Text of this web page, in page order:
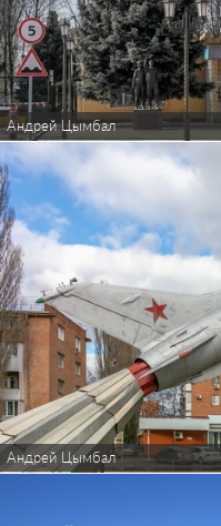
Андрей Цымбал
Андрей Цымбал